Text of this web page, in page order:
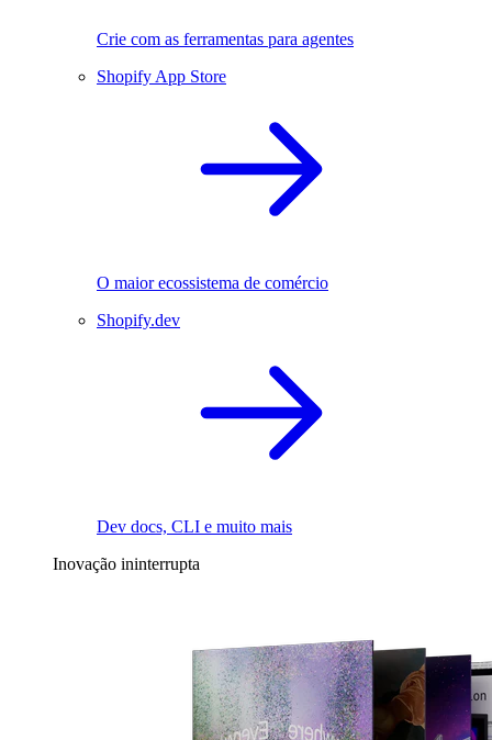
Crie com as ferramentas para agentes
Shopify App Store
O maior ecossistema de comércio
Shopify.dev
Dev docs, CLI e muito mais
Inovação ininterrupta